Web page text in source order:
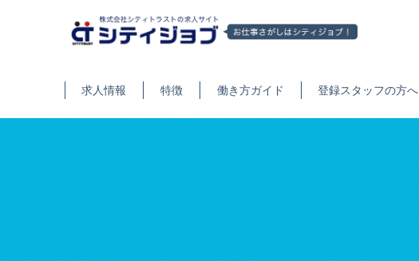
求人情報 特徴 働き方ガイド 登録スタッフの方へ